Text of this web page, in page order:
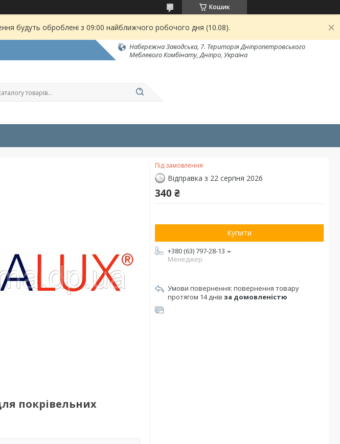
Кошик
будуть оброблені з 09:00 найближчого робочого дня (10.08).
Набережна Заводська, 7. Територія Дніпропетровського
Меблевого Комбінату, Дніпро, Україна
покрівельних
Під замовлення
Відправка з 22 серпня 2026
340 ₴
Купити
+380 (63) 797-28-13
Менеджер
повернення товару
протягом 14 днів за домовленістю